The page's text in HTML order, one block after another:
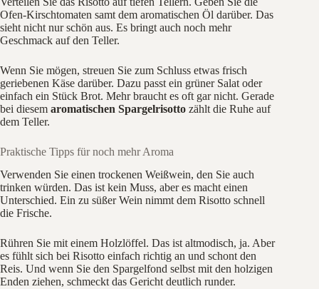
Ofen-Kirschtomaten samt dem aromatischen Öl darüber. Das
sieht nicht nur schön aus. Es bringt auch noch mehr
Geschmack auf den Teller.
Wenn Sie mögen, streuen Sie zum Schluss etwas frisch
geriebenen Käse darüber. Dazu passt ein grüner Salat oder
einfach ein Stück Brot. Mehr braucht es oft gar nicht. Gerade
bei diesem aromatischen Spargelrisotto zählt die Ruhe auf
dem Teller.
Praktische Tipps für noch mehr Aroma
Verwenden Sie einen trockenen Weißwein, den Sie auch
trinken würden. Das ist kein Muss, aber es macht einen
Unterschied. Ein zu süßer Wein nimmt dem Risotto schnell
die Frische.
Rühren Sie mit einem Holzlöffel. Das ist altmodisch, ja. Aber
es fühlt sich bei Risotto einfach richtig an und schont den
Reis. Und wenn Sie den Spargelfond selbst mit den holzigen
Enden ziehen, schmeckt das Gericht deutlich runder.